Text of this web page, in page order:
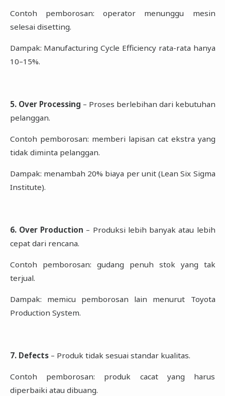
Contoh pemborosan: operator menunggu mesin
selesai disetting.
Dampak: Manufacturing Cycle Efficiency rata-rata hanya
10–15%.
5. Over Processing – Proses berlebihan dari kebutuhan
pelanggan.
Contoh pemborosan: memberi lapisan cat ekstra yang
tidak diminta pelanggan.
Dampak: menambah 20% biaya per unit (Lean Six Sigma
Institute).
6. Over Production – Produksi lebih banyak atau lebih
cepat dari rencana.
Contoh pemborosan: gudang penuh stok yang tak
terjual.
Dampak: memicu pemborosan lain menurut Toyota
Production System.
7. Defects – Produk tidak sesuai standar kualitas.
Contoh pemborosan: produk cacat yang harus
diperbaiki atau dibuang.